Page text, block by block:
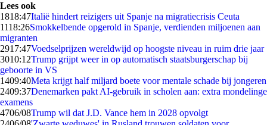
Lees ook
1818:47Italië hindert reizigers uit Spanje na migratiecrisis Ceuta
1118:26Smokkelbende opgerold in Spanje, verdienden miljoenen aan
migranten
2917:47Voedselprijzen wereldwijd op hoogste niveau in ruim drie jaar
3010:12Trump grijpt weer in op automatisch staatsburgerschap bij
geboorte in VS
1409:40Meta krijgt half miljard boete voor mentale schade bij jongeren
2409:37Denemarken pakt AI-gebruik in scholen aan: extra mondelinge
examens
4706/08Trump wil dat J.D. Vance hem in 2028 opvolgt